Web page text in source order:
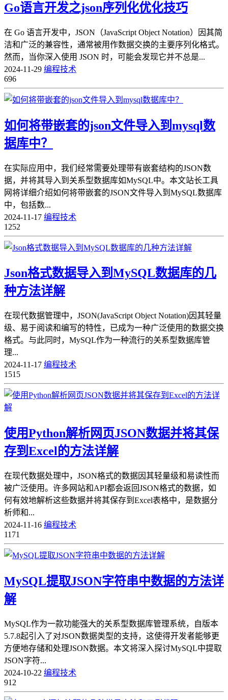
Go语言开发之json序列化优化技巧
​在 Go 语言开发中，JSON（JavaScript Object Notation）因其简
洁和广泛的兼容性，通常被用作数据交换的主要序列化格式。
然而，当你深入使用 JSON 时，可能会发现它并不总是...
2024-11-29 编程技术
696
如何将带嵌套的json文件导入到mysql数
据库中？
在实际应用中，我们经常需要处理带有嵌套结构的JSON数
据，并将其导入到关系型数据库如MySQL中。本文站长工具
网将详细介绍如何将带嵌套的JSON文件导入到MySQL数据库
中，包括数...
2024-11-17 编程技术
1252
Json格式数据导入到MySQL数据库的几
种方法详解
在现代数据管理中，JSON(JavaScript Object Notation)因其轻量
级、易于阅读和编写的特性，已成为一种广泛使用的数据交换
格式。与此同时，MySQL作为一种流行的关系型数据库管
理...
2024-11-17 编程技术
1515
使用Python解析网页JSON数据并将其保
存到Excel的方法详解
在现代数据处理中，JSON格式的数据因其轻量级和易读性而
被广泛使用。许多网站和API都会返回JSON格式的数据，如
何有效地解析这些数据并将其保存到Excel表格中，是数据分
析师和...
2024-11-16 编程技术
1171
MySQL提取JSON字符串中数据的方法详
解
MySQL作为一款功能强大的关系型数据库管理系统，自版本
5.7.8起引入了对JSON数据类型的支持，这使得开发者能够更
方便地存储和处理JSON数据。本文将深入探讨MySQL中提取
JSON字符...
2024-10-22 编程技术
912